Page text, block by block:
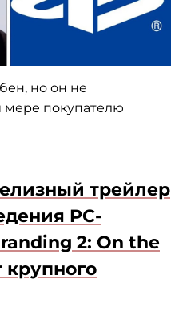
но он не
покупателю
трейлер
PC-
2: On the
крупного